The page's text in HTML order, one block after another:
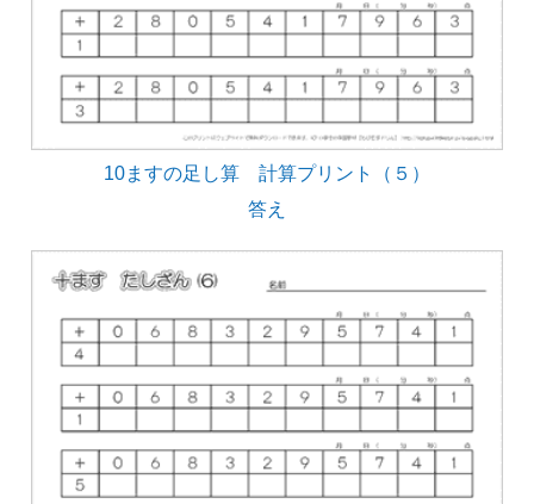
10ますの足し算 計算プリント（５）
答え